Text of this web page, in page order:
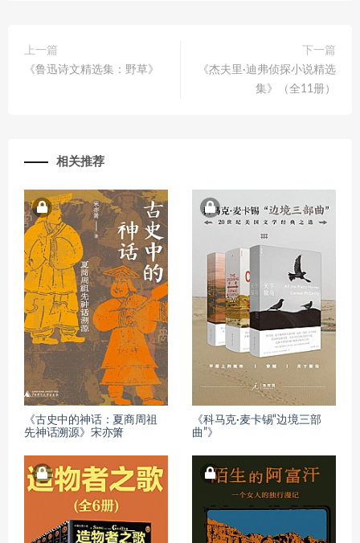
上一篇
《鲁迅诗文精选集：野草》
下一篇
《杰夫里·迪弗侦探小说精选
集》（全11册）
相关推荐
《古史中的神话：夏商周祖
先神话溯源》宋亦箫
《科马克·麦卡锡“边境三部
曲”》